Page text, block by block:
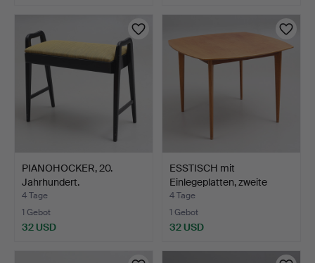
PIANOHOCKER, 20.
Jahrhundert.
4 Tage
1 Gebot
32 USD
ESSTISCH mit
Einlegeplatten, zweite
Hälfte…
4 Tage
1 Gebot
32 USD